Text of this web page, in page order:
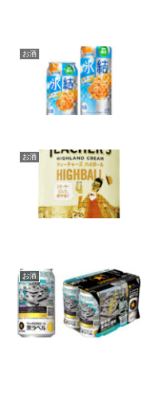
お酒
お酒
お酒